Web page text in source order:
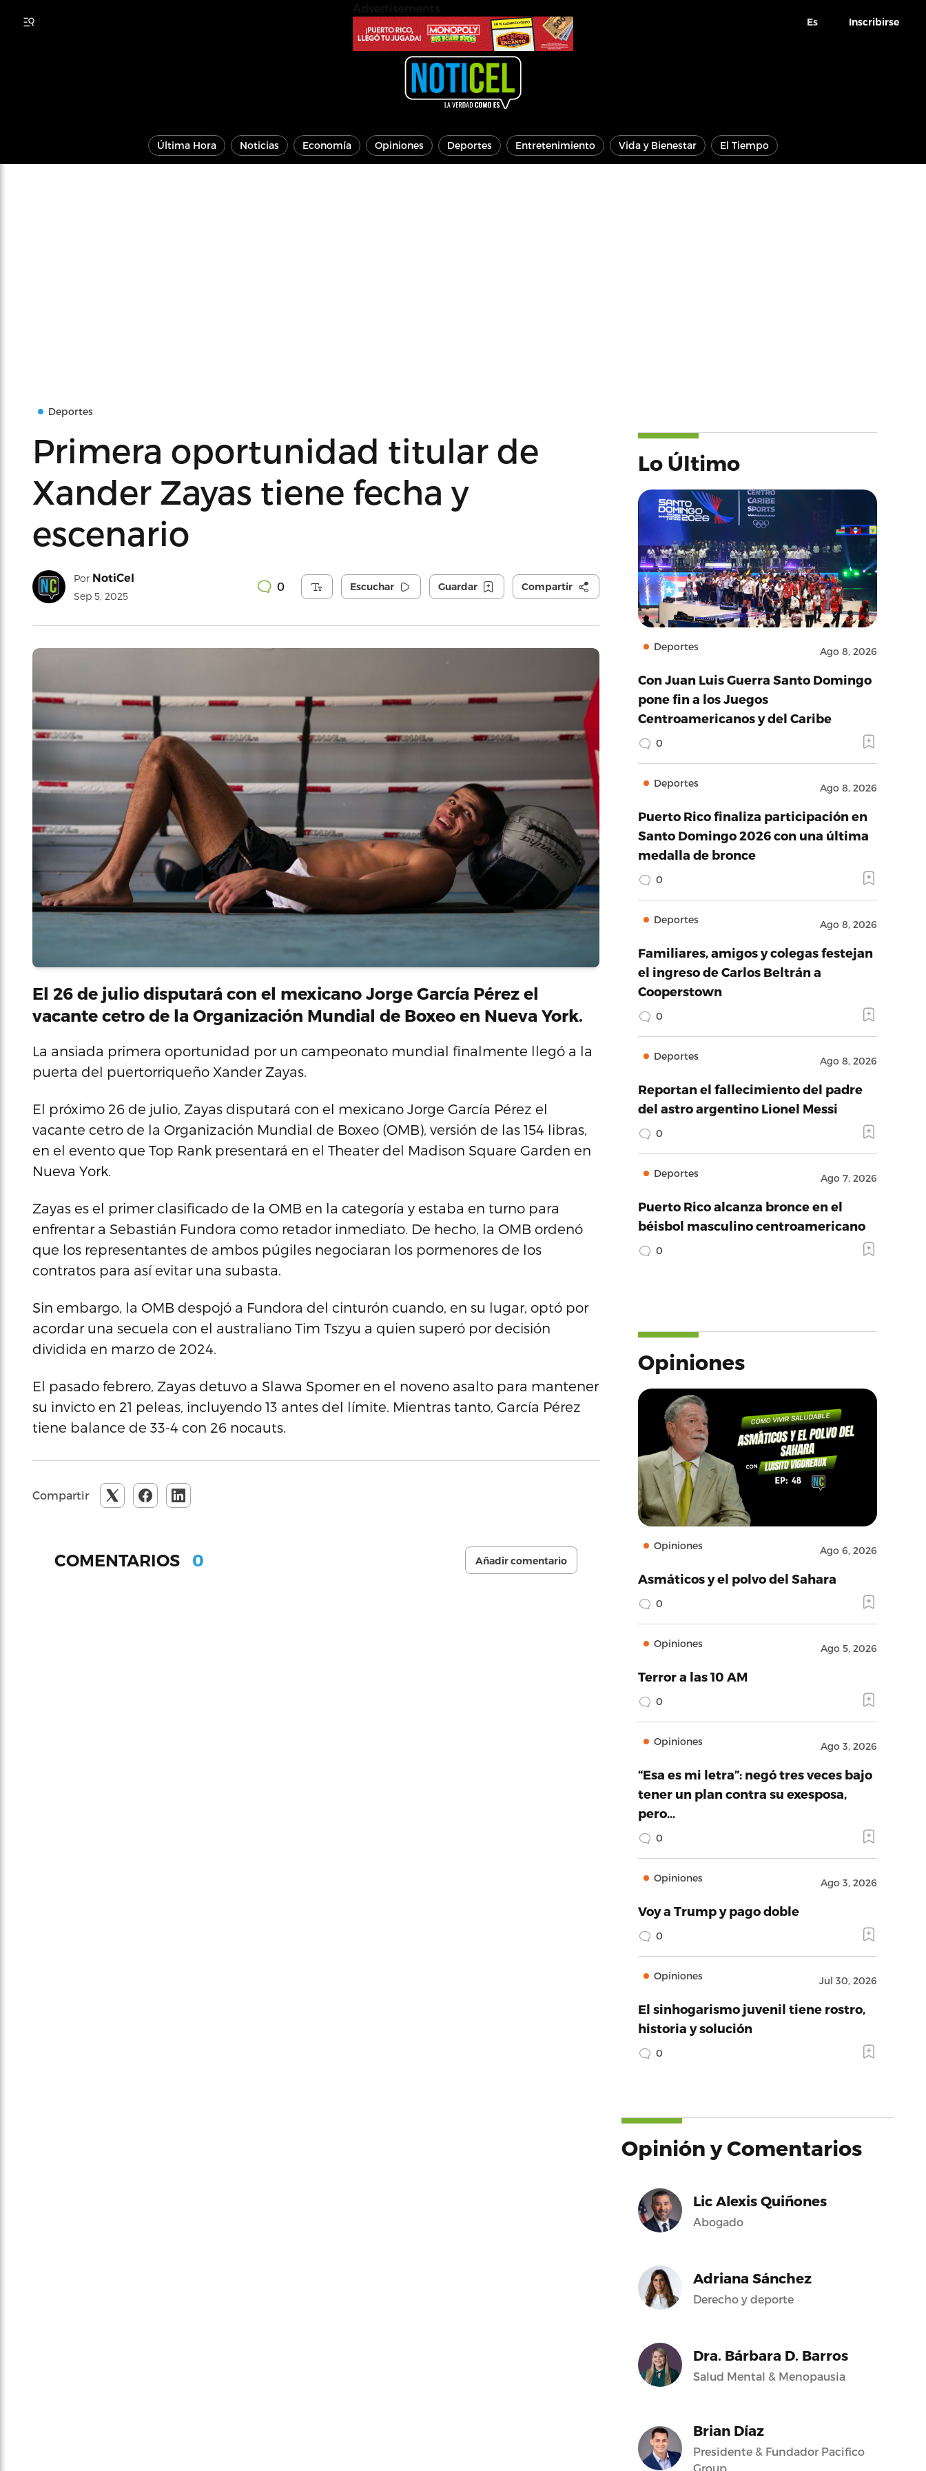
Es Inscribirse
Última Hora Noticias Economía Opiniones Deportes Entretenimiento Vida y Bienestar El Tiempo
Deportes
Primera oportunidad titular de
Xander Zayas tiene fecha y
escenario
Por NotiCel
Sep 5, 2025
0 Escuchar Guardar Compartir
El 26 de julio disputará con el mexicano Jorge García Pérez el
vacante cetro de la Organización Mundial de Boxeo en Nueva York.
La ansiada primera oportunidad por un campeonato mundial finalmente llegó a la
puerta del puertorriqueño Xander Zayas.
El próximo 26 de julio, Zayas disputará con el mexicano Jorge García Pérez el
vacante cetro de la Organización Mundial de Boxeo (OMB), versión de las 154 libras,
en el evento que Top Rank presentará en el Theater del Madison Square Garden en
Nueva York.
Zayas es el primer clasificado de la OMB en la categoría y estaba en turno para
enfrentar a Sebastián Fundora como retador inmediato. De hecho, la OMB ordenó
que los representantes de ambos púgiles negociaran los pormenores de los
contratos para así evitar una subasta.
Sin embargo, la OMB despojó a Fundora del cinturón cuando, en su lugar, optó por
acordar una secuela con el australiano Tim Tszyu a quien superó por decisión
dividida en marzo de 2024.
El pasado febrero, Zayas detuvo a Slawa Spomer en el noveno asalto para mantener
su invicto en 21 peleas, incluyendo 13 antes del límite. Mientras tanto, García Pérez
tiene balance de 33-4 con 26 nocauts.
Compartir
COMENTARIOS 0 Añadir comentario
Lo Último
Deportes Ago 8, 2026
Con Juan Luis Guerra Santo Domingo
pone fin a los Juegos
Centroamericanos y del Caribe
0
Deportes Ago 8, 2026
Puerto Rico finaliza participación en
Santo Domingo 2026 con una última
medalla de bronce
0
Deportes Ago 8, 2026
Familiares, amigos y colegas festejan
el ingreso de Carlos Beltrán a
Cooperstown
0
Deportes Ago 8, 2026
Reportan el fallecimiento del padre
del astro argentino Lionel Messi
0
Deportes Ago 7, 2026
Puerto Rico alcanza bronce en el
béisbol masculino centroamericano
0
Opiniones
Opiniones Ago 6, 2026
Asmáticos y el polvo del Sahara
0
Opiniones Ago 5, 2026
Terror a las 10 AM
0
Opiniones Ago 3, 2026
“Esa es mi letra”: negó tres veces bajo
tener un plan contra su exesposa,
pero…
0
Opiniones Ago 3, 2026
Voy a Trump y pago doble
0
Opiniones Jul 30, 2026
El sinhogarismo juvenil tiene rostro,
historia y solución
0
Opinión y Comentarios
Lic Alexis Quiñones
Abogado
Adriana Sánchez
Derecho y deporte
Dra. Bárbara D. Barros
Salud Mental & Menopausia
Brian Díaz
Presidente & Fundador Pacifico
Group